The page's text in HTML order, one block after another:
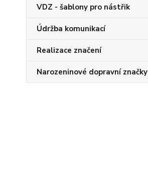
VDZ - šablony pro nástřik
Údržba komunikací
Realizace značení
Narozeninové dopravní značky